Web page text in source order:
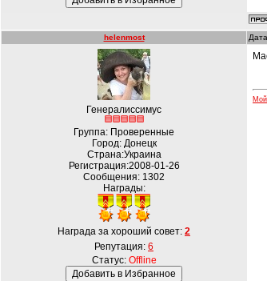
helenmost
Генералиссимус
Группа: Проверенные
Город: Донецк
Страна:Украина
Регистрация:2008-01-26
Сообщения: 1302
Награды:
Награда за хороший совет: 2
Репутация: 6
Статус: Offline
Мой